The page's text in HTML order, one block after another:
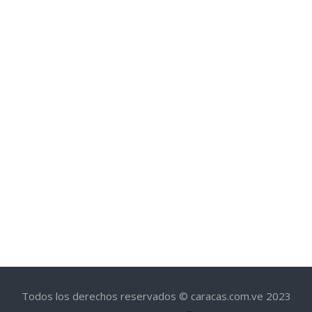
Todos los derechos reservados © caracas.com.ve 2023